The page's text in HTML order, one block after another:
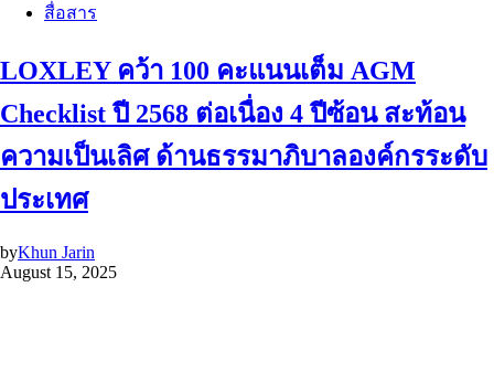
สื่อสาร
LOXLEY คว้า 100 คะแนนเต็ม AGM
Checklist ปี 2568 ต่อเนื่อง 4 ปีซ้อน สะท้อน
ความเป็นเลิศ ด้านธรรมาภิบาลองค์กรระดับ
ประเทศ
byKhun Jarin
August 15, 2025